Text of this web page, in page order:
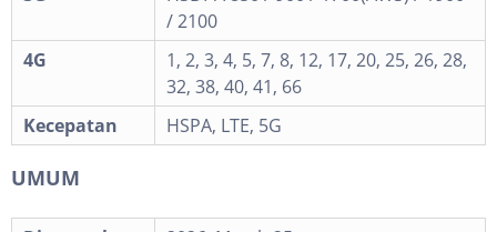
/ 2100
4G
1, 2, 3, 4, 5, 7, 8, 12, 17, 20, 25, 26, 28,
32, 38, 40, 41, 66
Kecepatan
HSPA, LTE, 5G
UMUM